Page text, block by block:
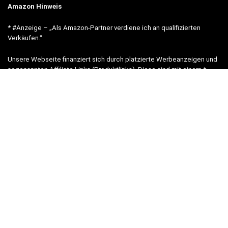
Amazon Hinweis
* #Anzeige – „Als Amazon-Partner verdiene ich an qualifizierten
Verkäufen.“
Unsere Webseite finanziert sich durch platzierte Werbeanzeigen und
sogenannten Affiliate Links (Produktlinks). Diese sind mit einem *